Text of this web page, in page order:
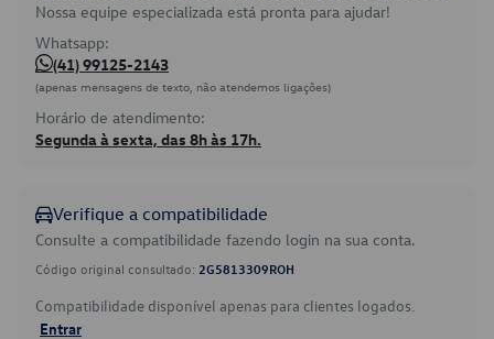
Nossa equipe especializada está pronta para ajudar!
Whatsapp:
(41) 99125-2143
(apenas mensagens de texto, não atendemos ligações)
Horário de atendimento:
Segunda à sexta, das 8h às 17h.
Verifique a compatibilidade
Consulte a compatibilidade fazendo login na sua conta.
Código original consultado: 2G5813309ROH
Compatibilidade disponível apenas para clientes logados.
Entrar